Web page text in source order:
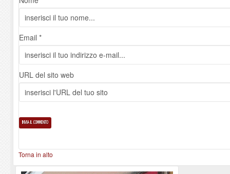
Email *
URL del sito web
Torna in alto